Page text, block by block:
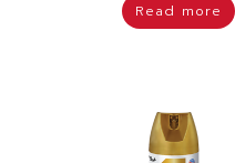
Read more